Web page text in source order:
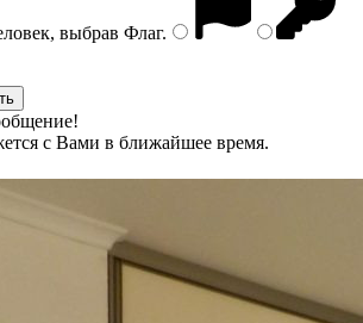
выбрав Флаг.
с Вами в ближайшее время.